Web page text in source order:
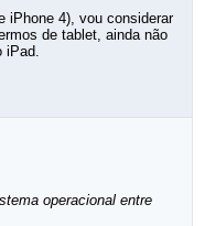
iPhone 4), vou considerar
de tablet, ainda não
iPad.
operacional entre